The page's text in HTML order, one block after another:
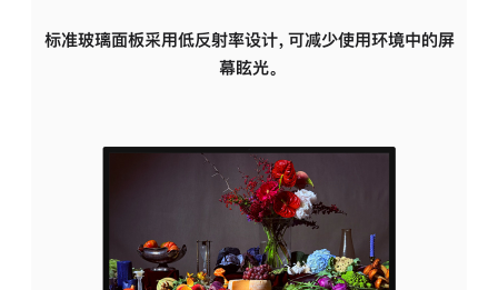
标准玻璃面板采用低反射率设计，可减少使用环境中的屏
幕眩光。